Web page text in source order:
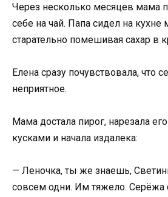
Через несколько месяцев мама
себе на чай. Папа сидел на
старательно помешивая сахар в
Елена сразу почувствовала, что
неприятное.
Мама достала пирог, нарезала
кусками и начала издалека:
— Леночка, ты же знаешь,
совсем одни. Им тяжело. Серёжа